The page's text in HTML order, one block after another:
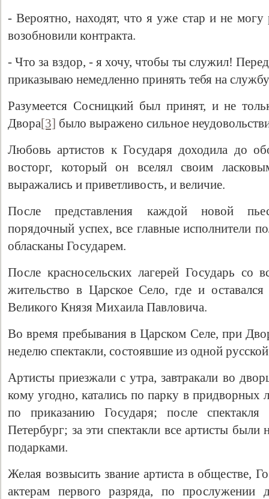
- Вероятно, находят, что я уже стар и не могу
возобновили контракта.
- Что за вздор, - я хочу, чтобы ты служил!
приказываю немедленно принять тебя на
Разумеется Сосницкий был принят, и не
Двора[3] было выражено сильное
Любовь артистов к Государя доходила до
восторг, который он вселял своим
выражались и приветливость, и величие.
После представления каждой новой
порядочный успех, все главные исполнители
обласканы Государем.
После красносельских лагерей Государь со
жительство в Царское Село, где и
Великого Князя Михаила Павловича.
Во время пребывания в Царском Селе, при
неделю спектакли, состоявшие из одной
Артисты приезжали с утра, завтракали во
кому угодно, катались по парку в придворных
по приказанию Государя; после
Петербург; за эти спектакли все артисты
подарками.
Желая возвысить звание артиста в обществе,
актерам первого разряда, по прослужении